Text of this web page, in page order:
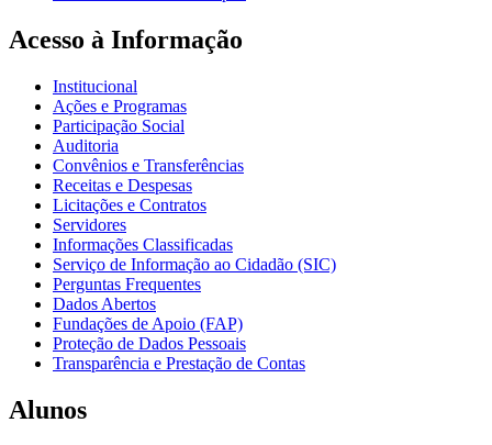
Acesso à Informação
Institucional
Ações e Programas
Participação Social
Auditoria
Convênios e Transferências
Receitas e Despesas
Licitações e Contratos
Servidores
Informações Classificadas
Serviço de Informação ao Cidadão (SIC)
Perguntas Frequentes
Dados Abertos
Fundações de Apoio (FAP)
Proteção de Dados Pessoais
Transparência e Prestação de Contas
Alunos